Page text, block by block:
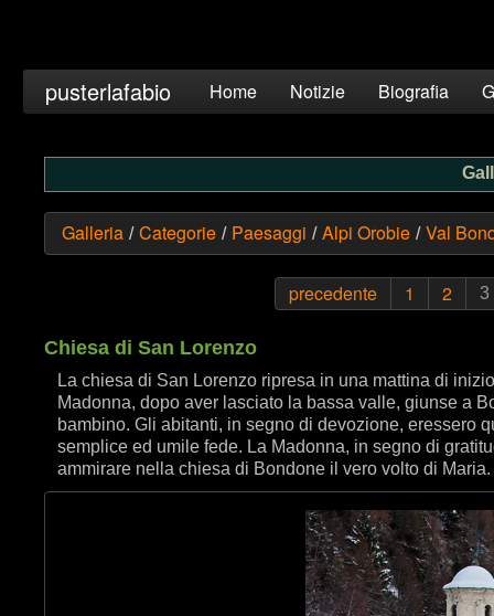
pusterlafabio Home Notizie Biografia
Galleria / Categorie / Paesaggi / Alpi Orobie / Val
precedente 1 2 3
Chiesa di San Lorenzo
La chiesa di San Lorenzo ripresa in una mattina di
Madonna, dopo aver lasciato la bassa valle, giunse a
bambino. Gli abitanti, in segno di devozione, eressero
semplice ed umile fede. La Madonna, in segno di
ammirare nella chiesa di Bondone il vero volto di Maria.